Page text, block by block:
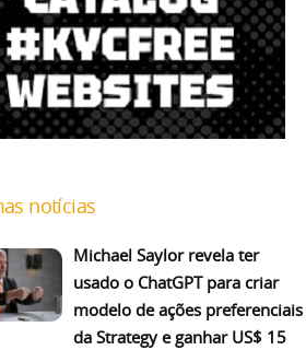
notícias
Michael Saylor revela ter
usado o ChatGPT para criar
modelo de ações preferenciais
da Strategy e ganhar US$ 15